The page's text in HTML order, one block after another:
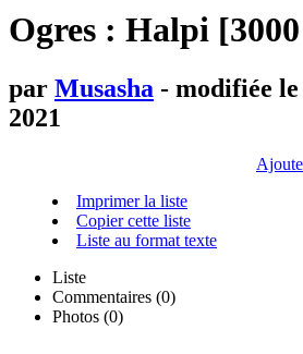
Ogres : Halpi
par Musasha - modifiée
2021
Imprimer la liste
Copier cette liste
Liste au format texte
Liste
Commentaires (0)
Photos (0)